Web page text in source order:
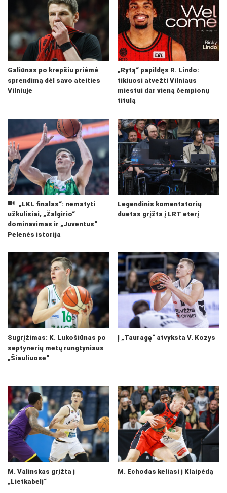
Galiūnas po krepšiu priėmė
sprendimą dėl savo ateities
Vilniuje
„Rytą“ papildęs R. Lindo:
tikiuosi atvežti Vilniaus
miestui dar vieną čempionų
titulą
„LKL finalas“: nematyti
užkulisiai, „Žalgirio“
dominavimas ir „Juventus“
Pelenės istorija
Legendinis komentatorių
duetas grįžta į LRT eterį
Sugrįžimas: K. Lukošiūnas po
septynerių metų rungtyniaus
„Šiauliuose“
Į „Tauragę“ atvyksta V. Kozys
M. Valinskas grįžta į
„Lietkabelį“
M. Echodas keliasi į Klaipėdą